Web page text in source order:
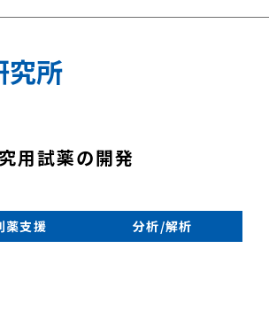
究所
用試薬の開発
薬支援 分析/解析